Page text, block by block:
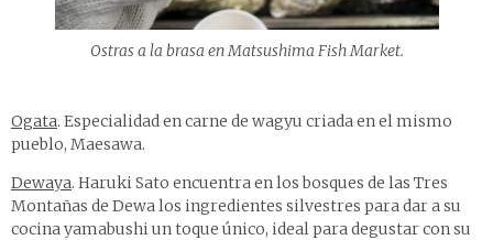
Ostras a la brasa en Matsushima Fish Market.
Ogata. Especialidad en carne de wagyu criada en el mismo
pueblo, Maesawa.
Dewaya. Haruki Sato encuentra en los bosques de las Tres
Montañas de Dewa los ingredientes silvestres para dar a su
cocina yamabushi un toque único, ideal para degustar con su